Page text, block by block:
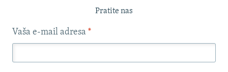
Pratite nas
Vaša e-mail adresa *